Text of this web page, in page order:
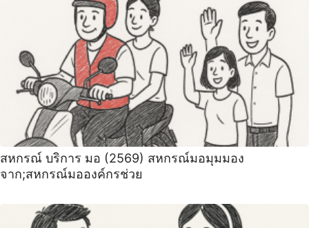
สหกรณ์ บริการ มอ (2569) สหกรณ์มอมุมมอง
จาก;สหกรณ์มอองค์กรช่วย